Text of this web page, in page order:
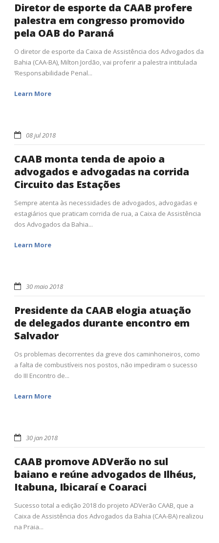
Diretor de esporte da CAAB profere
palestra em congresso promovido
pela OAB do Paraná
O diretor de esporte da Caixa de Assistência dos Advogados da
Bahia (CAA-BA), Milton Jordão, vai proferir a palestra intitulada
‘Responsabilidade Penal...
Learn More
08 jul 2018
CAAB monta tenda de apoio a
advogados e advogadas na corrida
Circuito das Estações
Sempre atenta às necessidades de advogados, advogadas e
estagiários que praticam corrida de rua, a Caixa de Assistência
dos Advogados da Bahia...
Learn More
30 maio 2018
Presidente da CAAB elogia atuação
de delegados durante encontro em
Salvador
Os problemas decorrentes da greve dos caminhoneiros, como
a falta de combustíveis nos postos, não impediram o sucesso
do III Encontro de...
Learn More
30 jan 2018
CAAB promove ADVerão no sul
baiano e reúne advogados de Ilhéus,
Itabuna, Ibicaraí e Coaraci
Sucesso total a edição 2018 do projeto ADVerão CAAB, que a
Caixa de Assistência dos Advogados da Bahia (CAA-BA) realizou
na Praia...